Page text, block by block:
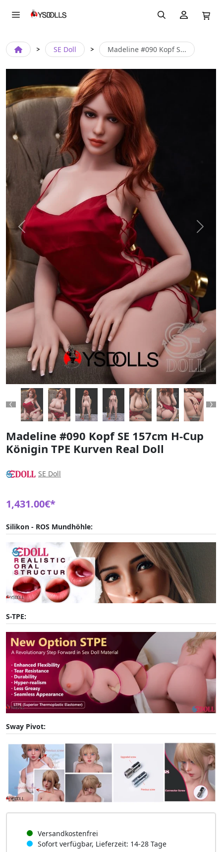
SE Doll Madeline #090 Kopf S...
Previous Next
Previous
Madeline #090 Kopf SE 157cm H-Cup
Königin TPE Kurven Real Doll
SE Doll
1,431.00€*
Silikon - ROS Mundhöhle:
S-TPE:
Sway Pivot:
Versandkostenfrei
Sofort verfügbar, Lieferzeit: 14-28 Tage